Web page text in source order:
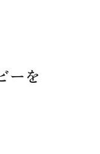
ーを